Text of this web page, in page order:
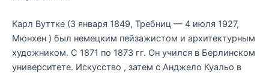
Карл Вуттке (3 января 1849, Требниц — 4 июля 1927,
Мюнхен ) был немецким пейзажистом и архитектурным
художником. С 1871 по 1873 гг. Он учился в Берлинском
университете. Искусство , затем с Анджело Куальо в